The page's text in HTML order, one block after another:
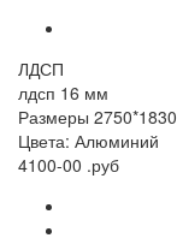
ЛДСП
лдсп 16 мм
Размеры 2750*1830
Цвета: Алюминий
4100-00 .руб